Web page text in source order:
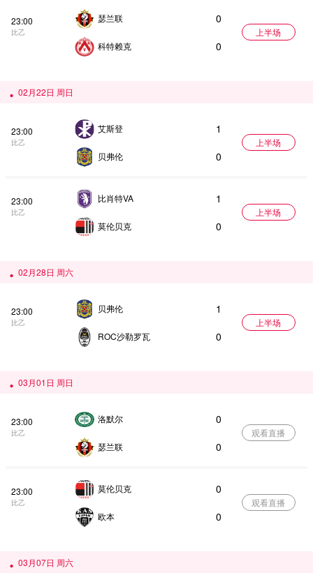
23:00
比乙
瑟兰联
科特赖克
0
0
上半场
02月22日 周日
23:00
比乙
艾斯登
贝弗伦
1
0
上半场
23:00
比乙
比肖特VA
莫伦贝克
1
0
上半场
02月28日 周六
23:00
比乙
贝弗伦
ROC沙勒罗瓦
1
0
上半场
03月01日 周日
23:00
比乙
洛默尔
瑟兰联
0
0
观看直播
23:00
比乙
莫伦贝克
欧本
0
0
观看直播
03月07日 周六